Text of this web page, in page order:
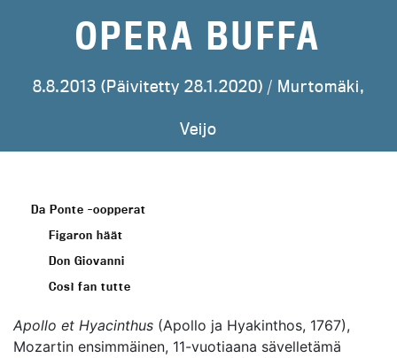
OPERA BUFFA
8.8.2013 (Päivitetty 28.1.2020) / Murtomäki,
Veijo
Da Ponte -oopperat
Figaron häät
Don Giovanni
Così fan tutte
Apollo et Hyacinthus (Apollo ja Hyakinthos, 1767),
Mozartin ensimmäinen, 11-vuotiaana sävelletämä